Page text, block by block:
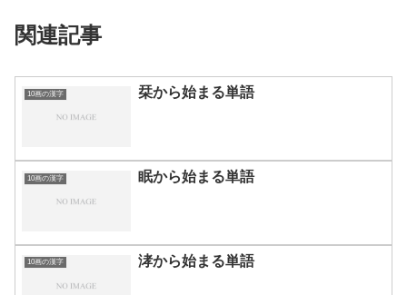
関連記事
10画の漢字 栞から始まる単語
10画の漢字 眠から始まる単語
10画の漢字 涍から始まる単語